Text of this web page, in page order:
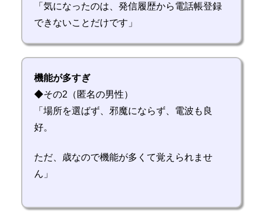
「気になったのは、発信履歴から電話帳登録
できないことだけです」
機能が多すぎ
◆その2（匿名の男性）
「場所を選ばず、邪魔にならず、電波も良
好。
ただ、歳なので機能が多くて覚えられませ
ん」